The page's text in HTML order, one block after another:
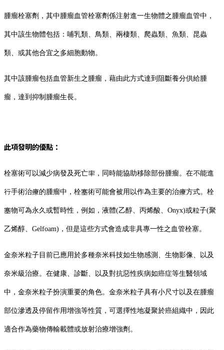
腫瘤栓塞劑，其中腫瘤血管栓塞劑係注射進一生物體之腫瘤血管中，
其中該生物體包括：哺乳類、鳥類、兩棲類、爬蟲類、魚類、昆蟲
類、或其他合宜之多細胞動物。
其中該腫瘤包括血管新生之腫瘤，藉由此方式達到阻斷養分供給腫
瘤，達到抑制腫瘤生長。
此項發明的優點：
栓塞術可以減少病發及死亡率，同時能協助移除部份腫瘤。在不能進
行手術治療的腫瘤中，栓塞術可能會被用以作為主要的治療方式。栓
塞物可為永久或暫時性，例如，液體(乙醇、丙烯酸、Onyx)或粒子(聚
乙烯醇、Gelfoam)，但是這些方式會造成非具專一性之血管栓塞。
金奈米粒子目前已應用於多種奈米科技如生物感測、生物影像、以及
奈米級治療。在健康、診斷、以及對抗惡性疾病如癌症等生醫領域
中，金奈米粒子扮演重要的角色。金奈米粒子具有小尺寸以及在腫瘤
部位滲透及停留作用增強等性質，可選擇性地凝聚於癌組織中，因此
適合作為藥物傳輸載體或放射治療增強劑。